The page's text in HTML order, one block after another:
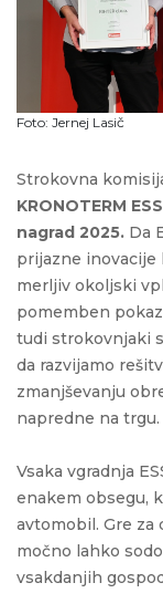
Foto: Jernej Lasič
Strokovna
KRONOTERM
nagrad 2025. Da
prijazne
merljiv okoljski
pomemben
tudi strokovnjaki
da razvijamo
zmanjševanju
napredne na trgu.
Vsaka vgradnja
enakem obsegu,
avtomobil. Gre za
močno lahko
vsakdanjih